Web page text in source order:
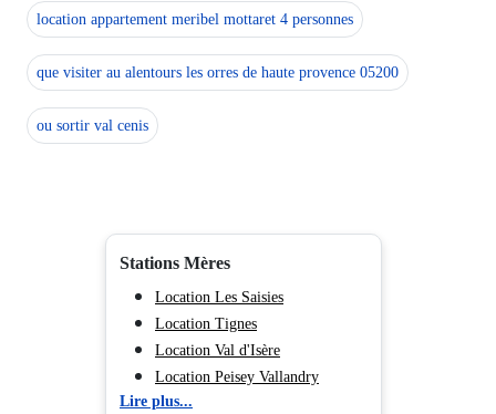
location appartement meribel mottaret 4 personnes
que visiter au alentours les orres de haute provence 05200
ou sortir val cenis
Stations Mères
Location Les Saisies
Location Tignes
Location Val d'Isère
Location Peisey Vallandry
Location La Plagne
Lire plus...